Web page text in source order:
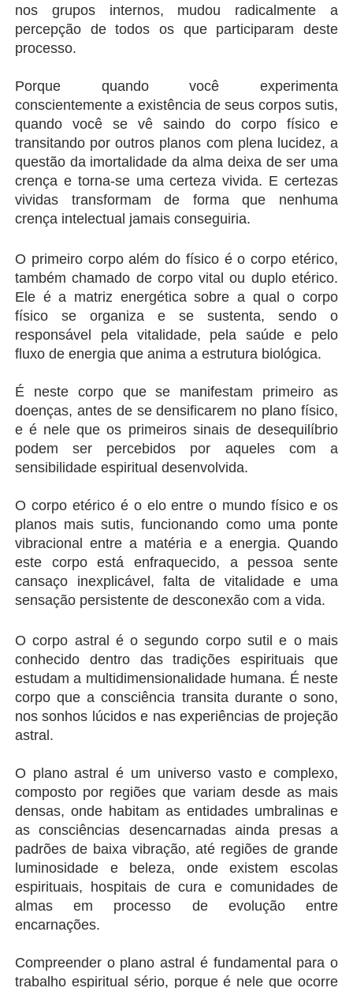
nos grupos internos, mudou radicalmente a
percepção de todos os que participaram deste
processo.
Porque quando você experimenta
conscientemente a existência de seus corpos sutis,
quando você se vê saindo do corpo físico e
transitando por outros planos com plena lucidez, a
questão da imortalidade da alma deixa de ser uma
crença e torna-se uma certeza vivida. E certezas
vividas transformam de forma que nenhuma
crença intelectual jamais conseguiria.
O primeiro corpo além do físico é o corpo etérico,
também chamado de corpo vital ou duplo etérico.
Ele é a matriz energética sobre a qual o corpo
físico se organiza e se sustenta, sendo o
responsável pela vitalidade, pela saúde e pelo
fluxo de energia que anima a estrutura biológica.
É neste corpo que se manifestam primeiro as
doenças, antes de se densificarem no plano físico,
e é nele que os primeiros sinais de desequilíbrio
podem ser percebidos por aqueles com a
sensibilidade espiritual desenvolvida.
O corpo etérico é o elo entre o mundo físico e os
planos mais sutis, funcionando como uma ponte
vibracional entre a matéria e a energia. Quando
este corpo está enfraquecido, a pessoa sente
cansaço inexplicável, falta de vitalidade e uma
sensação persistente de desconexão com a vida.
O corpo astral é o segundo corpo sutil e o mais
conhecido dentro das tradições espirituais que
estudam a multidimensionalidade humana. É neste
corpo que a consciência transita durante o sono,
nos sonhos lúcidos e nas experiências de projeção
astral.
O plano astral é um universo vasto e complexo,
composto por regiões que variam desde as mais
densas, onde habitam as entidades umbralinas e
as consciências desencarnadas ainda presas a
padrões de baixa vibração, até regiões de grande
luminosidade e beleza, onde existem escolas
espirituais, hospitais de cura e comunidades de
almas em processo de evolução entre
encarnações.
Compreender o plano astral é fundamental para o
trabalho espiritual sério, porque é nele que ocorre